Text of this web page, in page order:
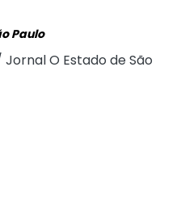
Paulo
O Estado de São